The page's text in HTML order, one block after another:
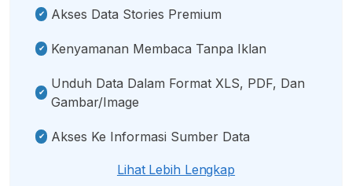
Akses Data Stories Premium
Kenyamanan Membaca Tanpa Iklan
Unduh Data Dalam Format XLS, PDF, Dan
Gambar/image
Akses Ke Informasi Sumber Data
Lihat Lebih Lengkap